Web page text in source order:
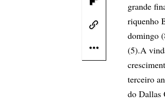
grande
riquenho
domingo
(5).A
terceiro
do Dallas